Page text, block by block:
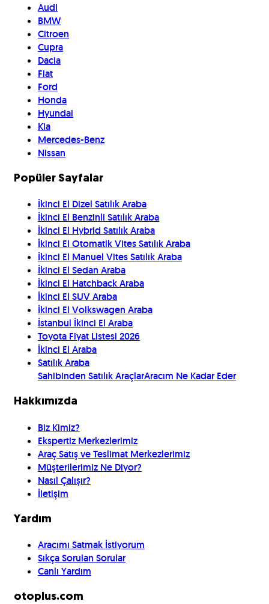
Audi
BMW
Citroen
Cupra
Dacia
Fiat
Ford
Honda
Hyundai
Kia
Mercedes-Benz
Nissan
Popüler Sayfalar
İkinci El Dizel Satılık Araba
İkinci El Benzinli Satılık Araba
İkinci El Hybrid Satılık Araba
İkinci El Otomatik Vites Satılık Araba
İkinci El Manuel Vites Satılık Araba
İkinci El Sedan Araba
İkinci El Hatchback Araba
İkinci El SUV Araba
İkinci El Volkswagen Araba
İstanbul İkinci El Araba
Toyota Fiyat Listesi 2026
İkinci El Araba
Satılık Araba
Sahibinden Satılık AraçlarAracım Ne Kadar Eder
Hakkımızda
Biz Kimiz?
Ekspertiz Merkezlerimiz
Araç Satış ve Teslimat Merkezlerimiz
Müşterilerimiz Ne Diyor?
Nasıl Çalışır?
İletişim
Yardım
Aracımı Satmak İstiyorum
Sıkça Sorulan Sorular
Canlı Yardım
otoplus.com